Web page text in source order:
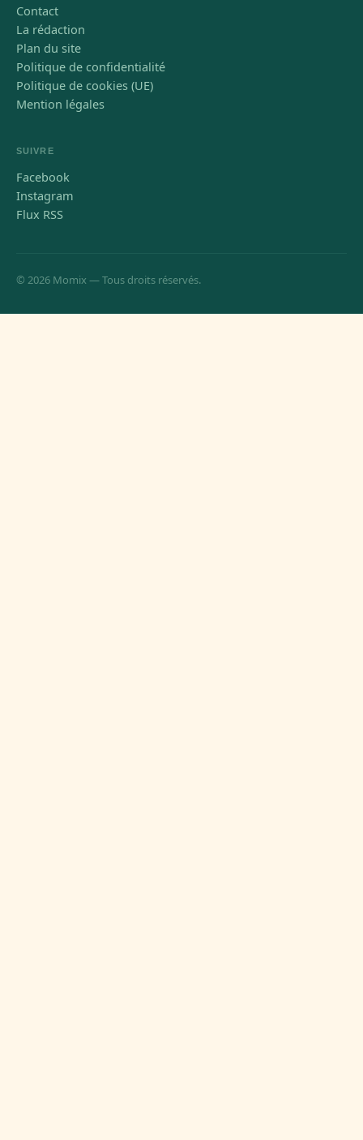
Contact
La rédaction
Plan du site
Politique de confidentialité
Politique de cookies (UE)
Mention légales
SUIVRE
Facebook
Instagram
Flux RSS
© 2026 Momix — Tous droits réservés.